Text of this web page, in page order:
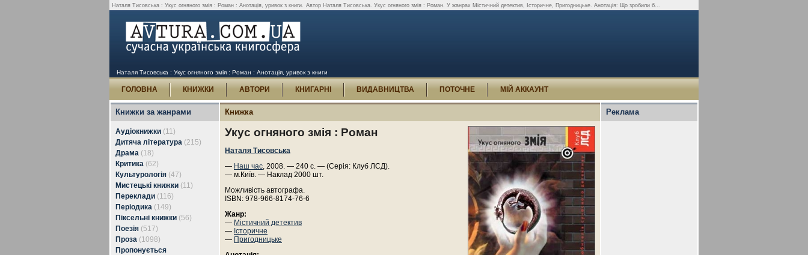
Наталя Тисовська : Укус огняного змія : Роман : Анотація, уривок з книги. Автор Наталя Тисовська. Укус огняного змія : Роман. У жанрах Містичний детектив, Історичне, Пригодницьке. Анотація: Що зробили б...
Наталя Тисовська : Укус огняного змія : Роман : Анотація, уривок з книги
ГОЛОВНА КНИЖКИ АВТОРИ КНИГАРНІ ВИДАВНИЦТВА ПОТОЧНЕ МІЙ АККАУНТ
Книжки за жанрами
Аудіокнижки (11)
Дитяча література (215)
Драма (18)
Критика (62)
Культурологія (47)
Мистецькі книжки (11)
Переклади (116)
Періодика (149)
Піксельні книжки (56)
Поезія (517)
Проза (1098)
Пропонується
Книжка
Укус огняного змія : Роман
Наталя Тисовська
— Наш час, 2008. — 240 с. — (Серія: Клуб ЛСД).
— м.Київ. — Наклад 2000 шт.
Можливість автографа.
ISBN: 978-966-8174-76-6
Жанр:
— Містичний детектив
— Історичне
— Пригодницьке
Реклама